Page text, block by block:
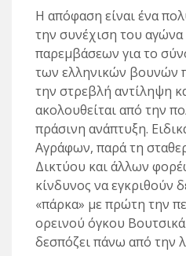
Η απόφαση είναι ένα
την συνέχιση του αγώνα
παρεμβάσεων για το
των ελληνικών βουνών
την στρεβλή αντίληψη
ακολουθείται από την
πράσινη ανάπτυξη.
Αγράφων, παρά τη
Δικτύου και άλλων
κίνδυνος να εγκριθούν
«πάρκα» με πρώτη την
ορεινού όγκου
δεσπόζει πάνω από την